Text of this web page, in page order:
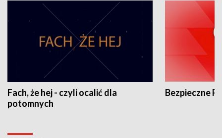
Fach, że hej - czyli ocalić dla
potomnych
Bezpieczne